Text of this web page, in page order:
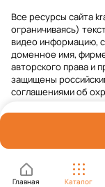
Главная Каталог
Все ресурсы сайта
ограничиваясь)
видео информацию,
доменное имя,
авторского права и
защищены
соглашениями об